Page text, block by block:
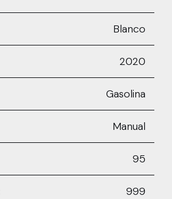
Blanco
2020
Gasolina
Manual
95
999